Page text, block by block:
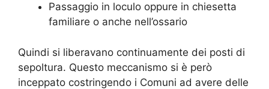
Passaggio in loculo oppure in chiesetta
familiare o anche nell’ossario
Quindi si liberavano continuamente dei posti di
sepoltura. Questo meccanismo si è però
inceppato costringendo i Comuni ad avere delle